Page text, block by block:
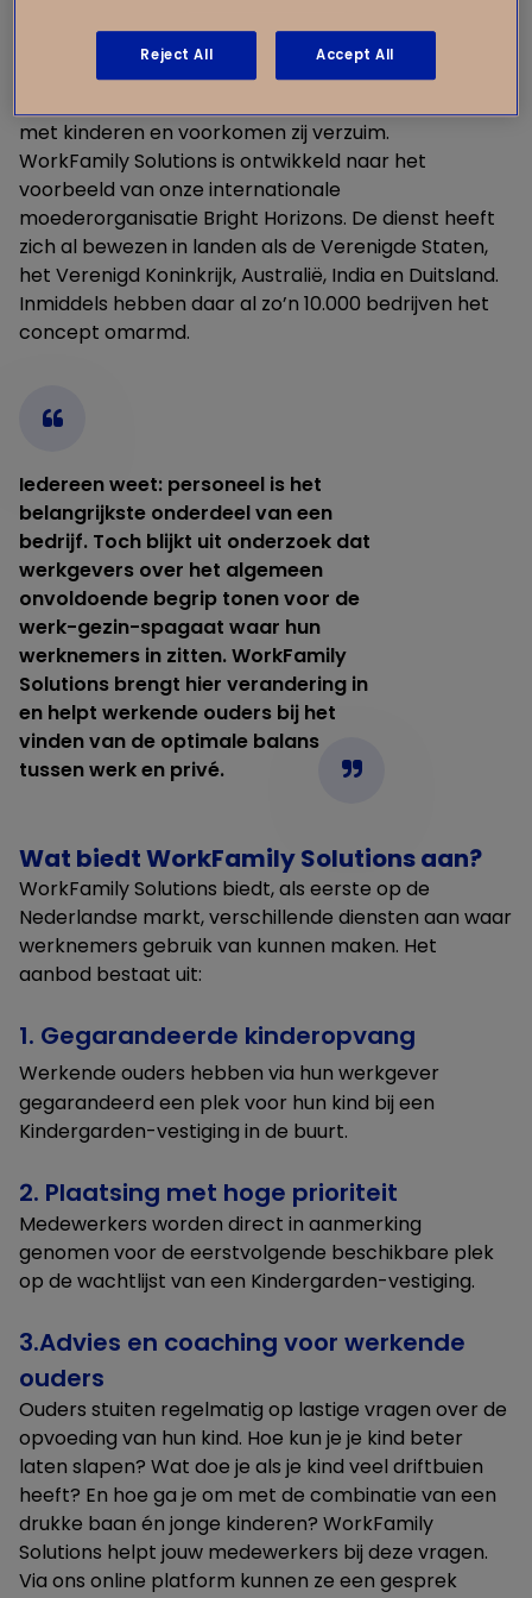
opvangplek of ze komen met hoge prioriteit op de
wachtlijst van een van onze vestigingen. Zo trekken
met kinderen en voorkomen zij verzuim.
WorkFamily Solutions is ontwikkeld naar het
voorbeeld van onze internationale
moederorganisatie Bright Horizons. De dienst heeft
zich al bewezen in landen als de Verenigde Staten,
het Verenigd Koninkrijk,Australië, India en Duitsland.
Inmiddels hebben daar al zo’n 10.000 bedrijven het
concept omarmd.
Iedereen weet: personeel is het
belangrijkste onderdeel van een
bedrijf. Toch blijkt uit onderzoek dat
werkgevers over het algemeen
onvoldoende begrip tonen voor de
werk-gezin-spagaat waar hun
werknemers in zitten. WorkFamily
Solutions brengt hier verandering in
en helpt werkende ouders bij het
vinden van de optimale balans
tussen werk en privé.
Wat biedt WorkFamily Solutions aan?
WorkFamily Solutions biedt, als eerste op de
Nederlandse markt, verschillende diensten aan waar
werknemers gebruik van kunnen maken. Het
aanbod bestaat uit:
1. Gegarandeerde kinderopvang
Werkende ouders hebben via hun werkgever
gegarandeerd een plek voor hun kind bij een
Kindergarden-vestiging in de buurt.
2. Plaatsing met hoge prioriteit
Medewerkers worden direct in aanmerking
genomen voor de eerstvolgende beschikbare plek
op de wachtlijst van een Kindergarden-vestiging.
3.Advies en coaching voor werkende
ouders
Ouders stuiten regelmatig op lastige vragen over de
opvoeding van hun kind. Hoe kun je je kind beter
laten slapen? Wat doe je als je kind veel driftbuien
heeft? En hoe ga je om met de combinatie van een
drukke baan én jonge kinderen? WorkFamily
Solutions helpt jouw medewerkers bij deze vragen.
Via ons online platform kunnen ze een gesprek
Reject All Accept All